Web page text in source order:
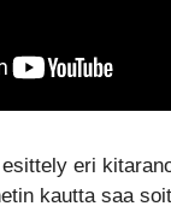
eri
kautta saa